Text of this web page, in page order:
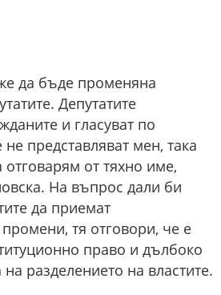
да бъде променяна
Депутатите
и гласуват по
представляват мен, така
от тяхно име,
На въпрос дали би
да приемат
тя отговори, че е
право и дълбоко
разделението на властите.